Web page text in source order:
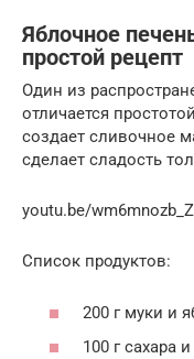
Яблочное
простой рецепт
Один из
отличается
создает сливочное
сделает сладость
youtu.be/
Список продуктов:
200 г муки и
100 г сахара